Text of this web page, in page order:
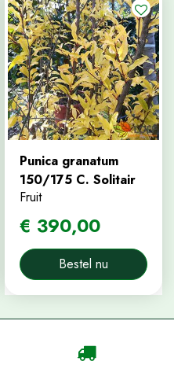
Punica granatum
150/175 C. Solitair
Fruit
€ 390,00
Bestel nu